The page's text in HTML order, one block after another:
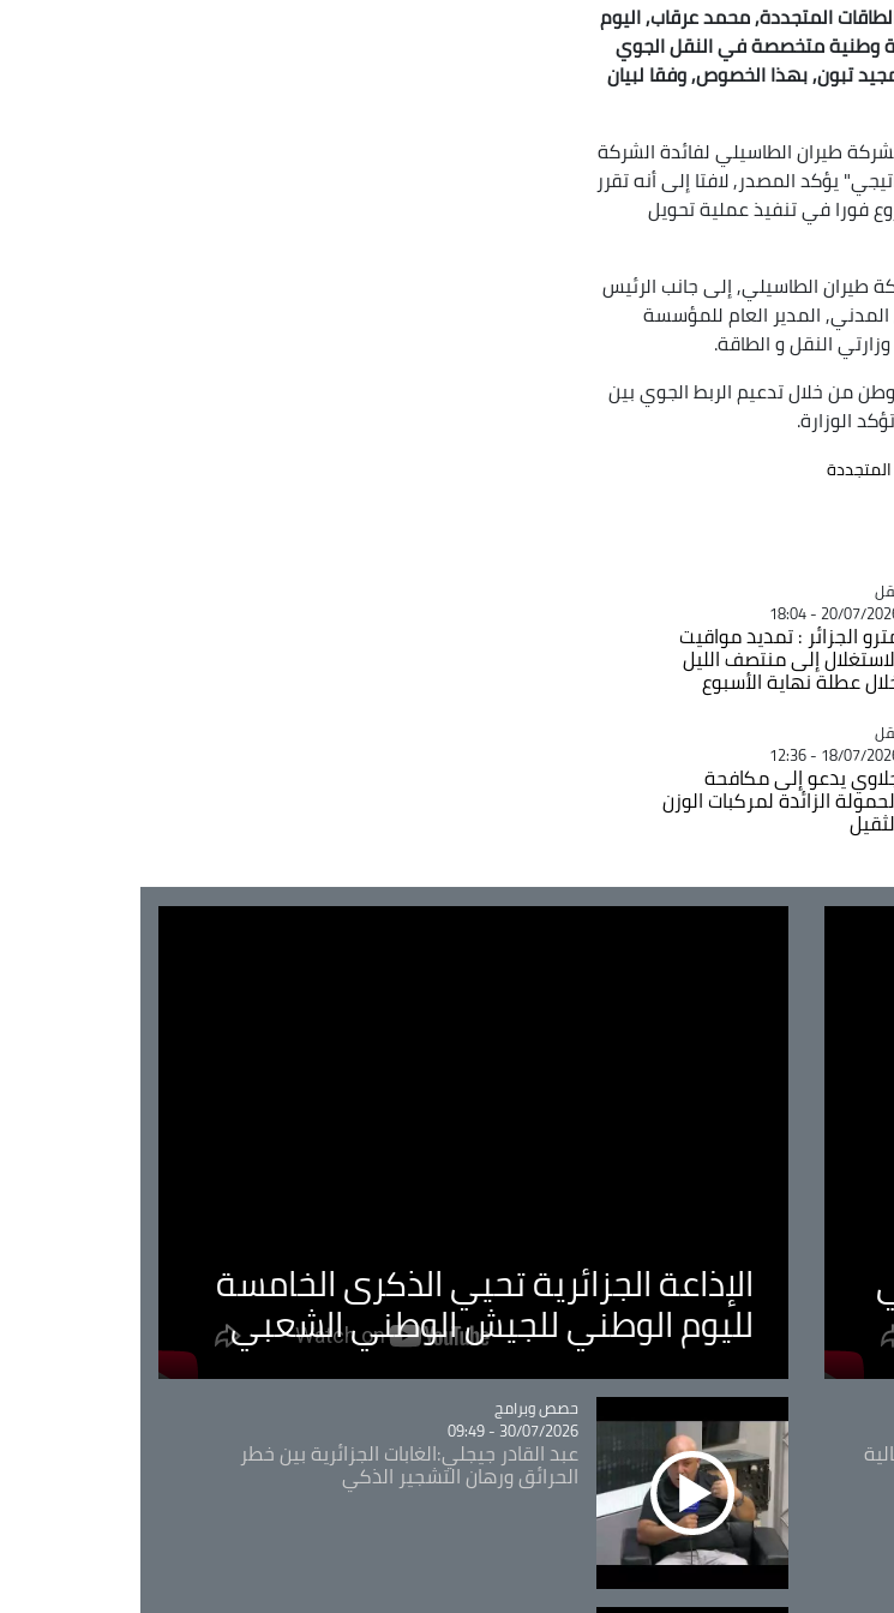
المتجددة, محمد عرقاب, اليوم
وطنية متخصصة في النقل الجوي
تبون, بهذا الخصوص, وفقا لبيان
طيران الطاسيلي لفائدة الشركة
يؤكد المصدر, لافتا إلى أنه تقرر
فورا في تنفيذ عملية تحويل
طيران الطاسيلي, إلى جانب الرئيس
المدني, المدير العام للمؤسسة
النقل و الطاقة.
من خلال تدعيم الربط الجوي بين
الوزارة.
20/07/2026 -
الجزائر : تمديد مواقيت
إلى منتصف الليل
عطلة نهاية الأسبوع
18/07/2026 -
يدعو إلى مكافحة
الزائدة لمركبات الوزن
الإذاعة الجزائرية تحيي الذكرى الخامسة
لليوم الوطني للجيش الوطني الشعبي
Catégorie
حصص وبرامج
30/07/2026 - 09:49
عبد القادر جيجلي:الغابات الجزائرية بين خطر
الحرائق ورهان التشجير الذكي